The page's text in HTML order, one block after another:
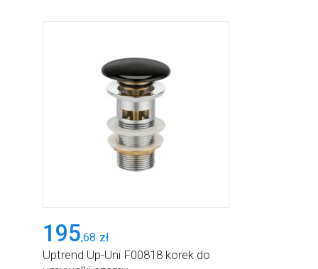
195,68 zł
Uptrend Up-Uni F00818 korek do